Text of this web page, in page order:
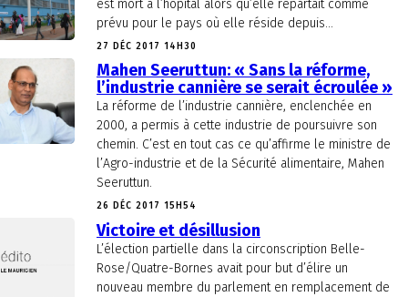
est mort à l’hôpital alors qu’elle repartait comme
prévu pour le pays où elle réside depuis...
27 DÉC 2017 14H30
Mahen Seeruttun: « Sans la réforme,
l’industrie cannière se serait écroulée »
La réforme de l’industrie cannière, enclenchée en
2000, a permis à cette industrie de poursuivre son
chemin. C’est en tout cas ce qu’affirme le ministre de
l’Agro-industrie et de la Sécurité alimentaire, Mahen
Seeruttun.
26 DÉC 2017 15H54
Victoire et désillusion
L’élection partielle dans la circonscription Belle-
Rose/Quatre-Bornes avait pour but d’élire un
nouveau membre du parlement en remplacement de